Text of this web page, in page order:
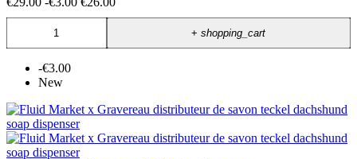
+shopping_cart
-€3.00
New